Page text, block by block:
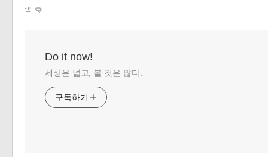
Do it now!
세상은 넓고, 볼 것은 많다.
구독하기